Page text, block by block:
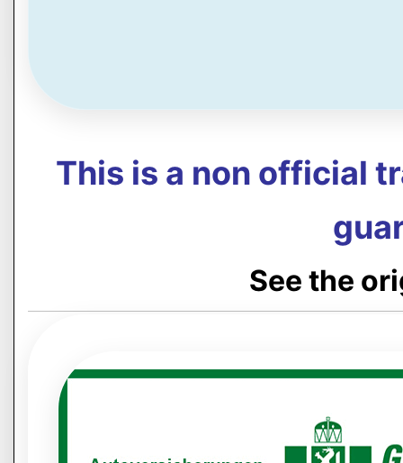
This is a non official
See the